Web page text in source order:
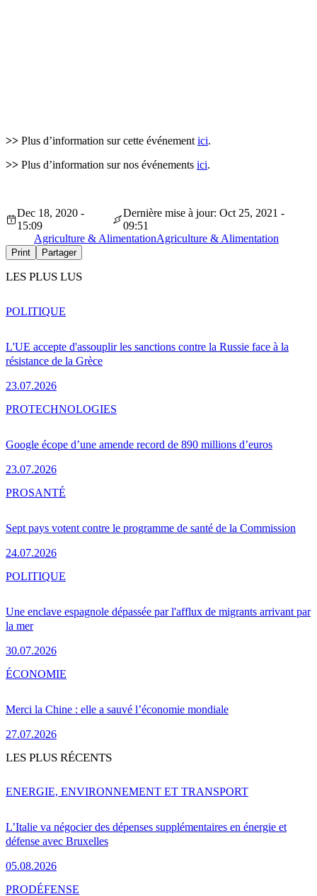
>> Plus d’information sur cette événement ici.
>> Plus d’information sur nos événements ici.
Dec 18, 2020 -
15:09
Dernière mise à jour: Oct 25, 2021 -
09:51
Agriculture & AlimentationAgriculture & Alimentation
Print Partager
LES PLUS LUS
L'UE accepte d'assouplir les sanctions contre la Russie face à la
résistance de la Grèce
23.07.2026
POLITIQUE
Google écope d’une amende record de 890 millions d’euros
23.07.2026
PROTECHNOLOGIES
Sept pays votent contre le programme de santé de la Commission
24.07.2026
PROSANTÉ
Une enclave espagnole dépassée par l'afflux de migrants arrivant par
la mer
30.07.2026
POLITIQUE
Merci la Chine : elle a sauvé l’économie mondiale
27.07.2026
ÉCONOMIE
LES PLUS RÉCENTS
L’Italie va négocier des dépenses supplémentaires en énergie et
défense avec Bruxelles
05.08.2026
ENERGIE, ENVIRONNEMENT ET TRANSPORT
PRODÉFENSE